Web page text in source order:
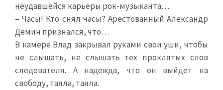
неудавшейся карьеры рок-музыканта…
– Часы! Кто снял часы? Арестованный Александр
Демин признался, что…
В камере Влад закрывал руками свои уши, чтобы
не слышать, не слышать тех проклятых слов
следователя. А надежда, что он выйдет на
свободу, таяла, таяла.